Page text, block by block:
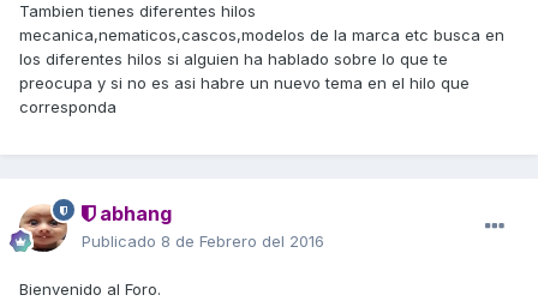
Tambien tienes diferentes hilos
mecanica,nematicos,cascos,modelos de la marca etc busca en
los diferentes hilos si alguien ha hablado sobre lo que te
preocupa y si no es asi habre un nuevo tema en el hilo que
corresponda
abhang
Publicado 8 de Febrero del 2016
Bienvenido al Foro.